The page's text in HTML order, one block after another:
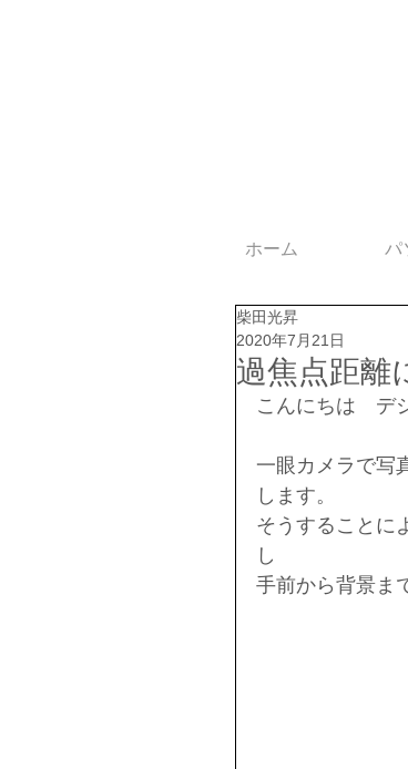
ホーム パ
過焦点距離
柴田光昇
2020年7月21日
こんにちは　デ
一眼カメラで写
します。
そうすることに
し
手前から背景ま